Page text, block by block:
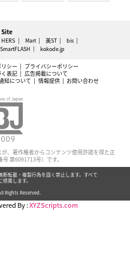
HERS Mart 美ST
bis
SmartFLASH kokode.jp
シー
プライバシーポリシー
表記
広告掲載について
知について 情報提供 お問い合わせ
、著作権者からコンテンツ使用許諾を得た正
第6091713号）です。
転載・複製行為を固く禁止します。すべて
属します。
Rights Reserved.
By :XYZScripts.com